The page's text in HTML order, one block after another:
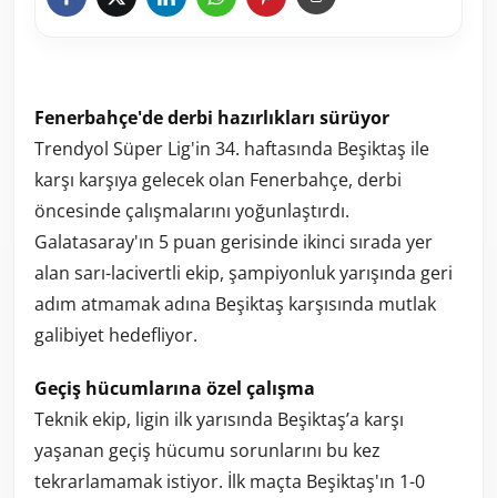
Fenerbahçe'de derbi hazırlıkları sürüyor
Trendyol Süper Lig'in 34. haftasında Beşiktaş ile
karşı karşıya gelecek olan Fenerbahçe, derbi
öncesinde çalışmalarını yoğunlaştırdı.
Galatasaray'ın 5 puan gerisinde ikinci sırada yer
alan sarı-lacivertli ekip, şampiyonluk yarışında geri
adım atmamak adına Beşiktaş karşısında mutlak
galibiyet hedefliyor.
Geçiş hücumlarına özel çalışma
Teknik ekip, ligin ilk yarısında Beşiktaş’a karşı
yaşanan geçiş hücumu sorunlarını bu kez
tekrarlamamak istiyor. İlk maçta Beşiktaş'ın 1-0